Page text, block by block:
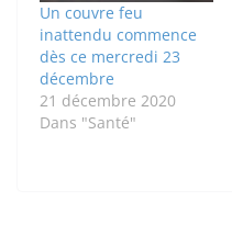
Un couvre feu
inattendu commence
dès ce mercredi 23
décembre
21 décembre 2020
Dans "Santé"